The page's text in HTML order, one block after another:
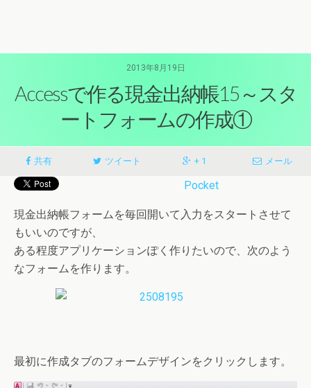
2013年8月19日
Accessで作る現金出納帳15～スタ
ートフォームの作成①
共有 ツイート + 1 メール
Pocket
現金出納帳フォームを毎回開いて入力をスタートさせて
もいいのですが、
ある程度アプリケーションぽく作りたいので、次のよう
なフォームを作ります。
最初に作成タブのフォームデザインをクリックします。